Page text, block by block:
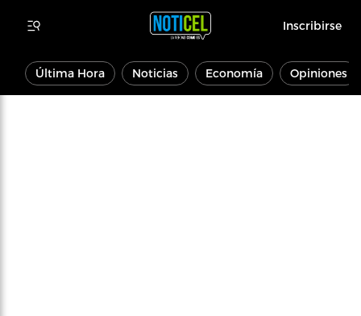
Inscribirse
Última Hora Noticias Economía Opiniones